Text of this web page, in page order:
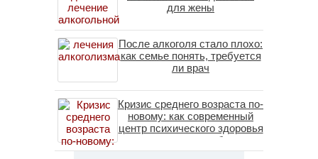
для жены
После алкоголя стало плохо:
как семье понять, требуется
ли врач
Кризис среднего возраста по-
новому: как современный
центр психического здоровья
помогает пересобрать
личность без таблеток